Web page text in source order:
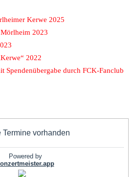
Kerwe 2025
2023
2022
Spendenübergabe durch FCK-Fanclub